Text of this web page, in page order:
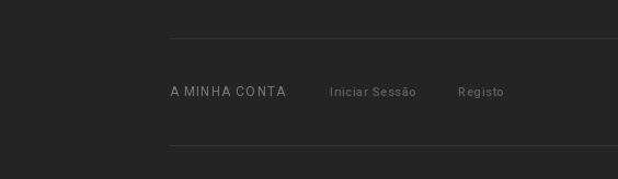
A MINHA CONTA Iniciar Sessão Registo